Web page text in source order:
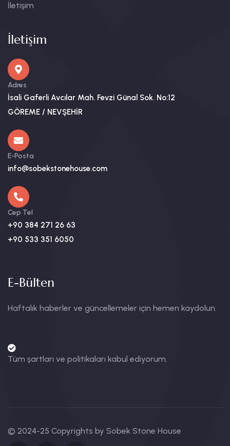
İletişim
İletişim
Adres
İsali Gaferli Avcılar Mah. Fevzi Günal Sok. No:12
GÖREME / NEVŞEHİR
E-Posta
info@sobekstonehouse.com
Cep Tel
+90 384 271 26 63
+90 533 351 6050
E-Bülten
Haftalık haberler ve güncellemeler için hemen kaydolun.
Tüm şartları ve politikaları kabul ediyorum.
© 2024-25 Copyrights by Sobek Stone House